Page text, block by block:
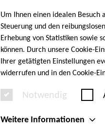
Um Ihnen einen idealen Besuch
Steuerung und den
Erhebung von Statistiken sowie
können. Durch unsere Cookie-
Ihrer getätigten Einstellungen
widerrufen und in den Cookie-
Notwendig
Weitere Informationen